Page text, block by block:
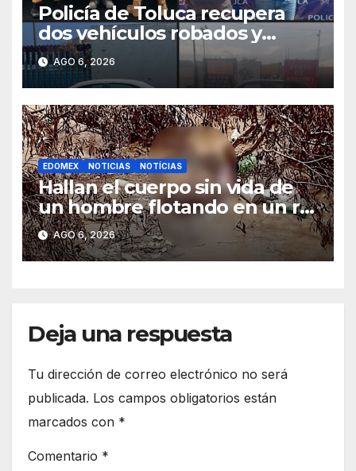
Policía de Toluca recupera
dos vehículos robados y
detiene a sus conductores
AGO 6, 2026
EDOMEX NOTICIAS NOTÍCIAS
Hallan el cuerpo sin vida de
un hombre flotando en un río
de Ixtlahuaca
AGO 6, 2026
Deja una respuesta
Tu dirección de correo electrónico no será
publicada. Los campos obligatorios están
marcados con *
Comentario *